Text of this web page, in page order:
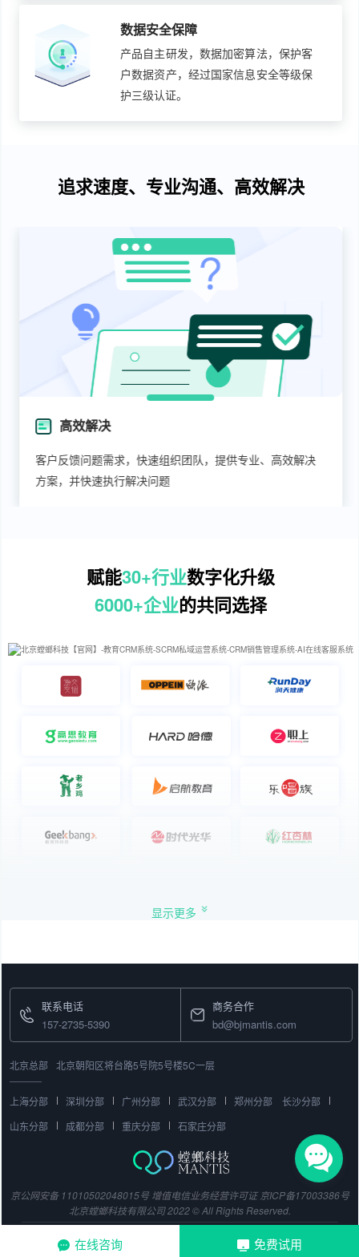
在线咨询 免费试用
数据安全保障
产品自主研发，数据加密算法，保护客
户数据资产，经过国家信息安全等级保
护三级认证。
追求速度、专业沟通、高效解决
高效解决
客户反馈问题需求，快速组织团队，提供专业、高效解决
方案，并快速执行解决问题
赋能30+行业数字化升级
6000+企业的共同选择
显示更多
联系电话
157-2735-5390
商务合作
bd@bjmantis.com
北京总部 北京朝阳区将台路5号院5号楼5C一层
上海分部 深圳分部 广州分部 武汉分部 郑州分部
长沙分部
山东分部
成都分部 重庆分部 石家庄分部
京公网安备 11010502048015号 增值电信业务经营许可证 京ICP备17003386号
北京螳螂科技有限公司 2022 © All Rights Reserved.